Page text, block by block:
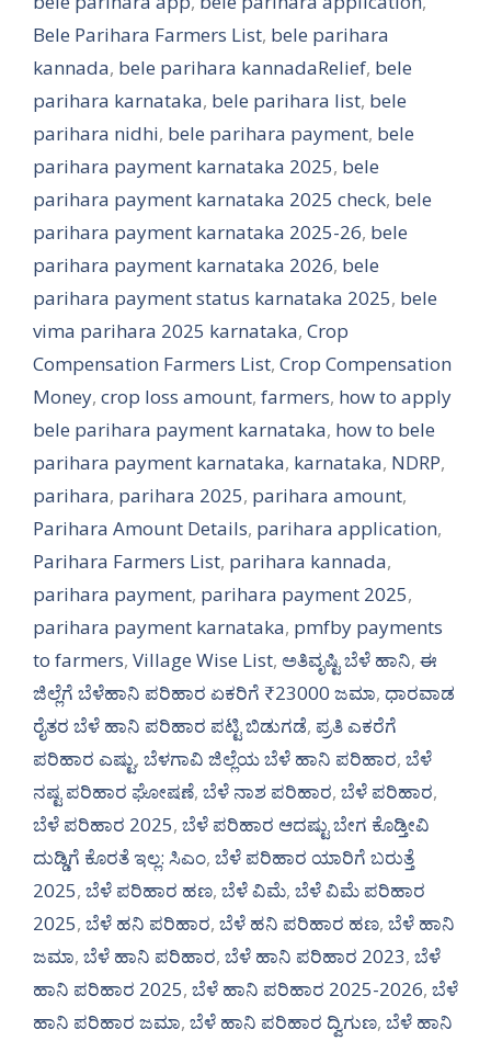
Bele Parihara Farmers List, bele parihara
kannada, bele parihara kannadaRelief, bele
parihara karnataka, bele parihara list, bele
parihara nidhi, bele parihara payment, bele
parihara payment karnataka 2025, bele
parihara payment karnataka 2025 check, bele
parihara payment karnataka 2025-26, bele
parihara payment karnataka 2026, bele
parihara payment status karnataka 2025, bele
vima parihara 2025 karnataka, Crop
Compensation Farmers List, Crop Compensation
Money, crop loss amount, farmers, how to apply
bele parihara payment karnataka, how to bele
parihara payment karnataka, karnataka, NDRP,
parihara, parihara 2025, parihara amount,
Parihara Amount Details, parihara application,
Parihara Farmers List, parihara kannada,
parihara payment, parihara payment 2025,
parihara payment karnataka, pmfby payments
to farmers, Village Wise List, ಅತಿವೃಷ್ಟಿ ಬೆಳೆ ಹಾನಿ, ಈ
ಜಿಲ್ಲೆಗೆ ಬೆಳೆಹಾನಿ ಪರಿಹಾರ ಏಕರಿಗೆ ₹23000 ಜಮಾ, ಧಾರವಾಡ
ರೈತರ ಬೆಳೆ ಹಾನಿ ಪರಿಹಾರ ಪಟ್ಟಿ ಬಿಡುಗಡೆ, ಪ್ರತಿ ಎಕರೆಗೆ
ಪರಿಹಾರ ಎಷ್ಟು, ಬೆಳಗಾವಿ ಜಿಲ್ಲೆಯ ಬೆಳೆ ಹಾನಿ ಪರಿಹಾರ, ಬೆಳೆ
ನಷ್ಟ ಪರಿಹಾರ ಘೋಷಣೆ, ಬೆಳೆ ನಾಶ ಪರಿಹಾರ, ಬೆಳೆ ಪರಿಹಾರ,
ಬೆಳೆ ಪರಿಹಾರ 2025, ಬೆಳೆ ಪರಿಹಾರ ಆದಷ್ಟು ಬೇಗ ಕೊಡ್ತೀವಿ
ದುಡ್ಡಿಗೆ ಕೊರತೆ ಇಲ್ಲ: ಸಿಎಂ, ಬೆಳೆ ಪರಿಹಾರ ಯಾರಿಗೆ ಬರುತ್ತೆ
2025, ಬೆಳೆ ಪರಿಹಾರ ಹಣ, ಬೆಳೆ ವಿಮೆ, ಬೆಳೆ ವಿಮೆ ಪರಿಹಾರ
2025, ಬೆಳೆ ಹನಿ ಪರಿಹಾರ, ಬೆಳೆ ಹನಿ ಪರಿಹಾರ ಹಣ, ಬೆಳೆ ಹಾನಿ
ಜಮಾ, ಬೆಳೆ ಹಾನಿ ಪರಿಹಾರ, ಬೆಳೆ ಹಾನಿ ಪರಿಹಾರ 2023, ಬೆಳೆ
ಹಾನಿ ಪರಿಹಾರ 2025, ಬೆಳೆ ಹಾನಿ ಪರಿಹಾರ 2025-2026, ಬೆಳೆ
ಹಾನಿ ಪರಿಹಾರ ಜಮಾ, ಬೆಳೆ ಹಾನಿ ಪರಿಹಾರ ದ್ವಿಗುಣ, ಬೆಳೆ ಹಾನಿ